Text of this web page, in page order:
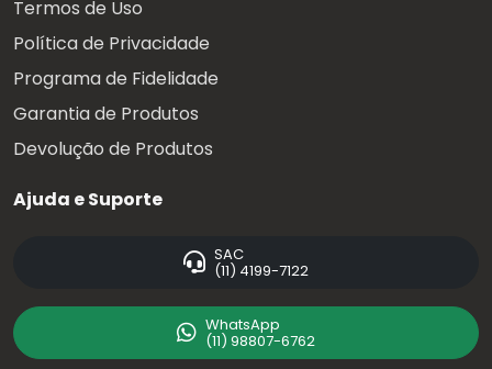
Termos de Uso
Política de Privacidade
Programa de Fidelidade
Garantia de Produtos
Devolução de Produtos
Ajuda e Suporte
SAC
(11) 4199-7122
WhatsApp
(11) 98807-6762